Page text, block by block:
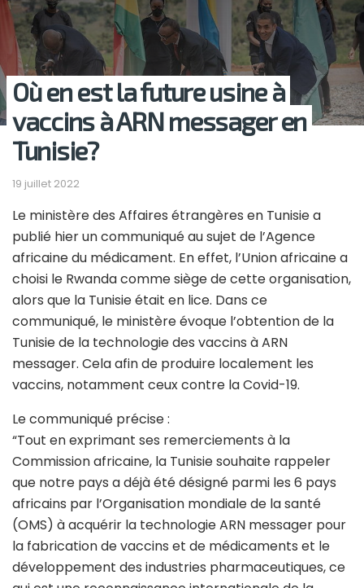
Où en est la future usine à
vaccins à ARN messager en
Tunisie?
19 juillet 2022
Le ministère des Affaires étrangères en Tunisie a
publié hier un communiqué au sujet de l’Agence
africaine du médicament. En effet, l’Union africaine a
choisi le Rwanda comme siège de cette organisation,
alors que la Tunisie était en lice. Dans ce
communiqué, le ministère évoque l’obtention de la
Tunisie de la technologie des vaccins à ARN
messager. Cela afin de produire localement les
vaccins, notamment ceux contre la Covid-19.
Le communiqué précise :
“Tout en exprimant ses remerciements à la
Commission africaine, la Tunisie souhaite rappeler
que notre pays a déjà été désigné parmi les 6 pays
africains par l’Organisation mondiale de la santé
(OMS) à acquérir la technologie ARN messager pour
la fabrication de vaccins et de médicaments et le
développement des industries pharmaceutiques, ce